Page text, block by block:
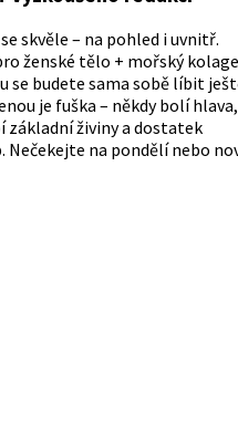
skvěle – na pohled i uvnitř.
ženské tělo + mořský
se budete sama sobě líbit
je fuška – někdy bolí hlava,
základní živiny a dostatek
Nečekejte na pondělí nebo